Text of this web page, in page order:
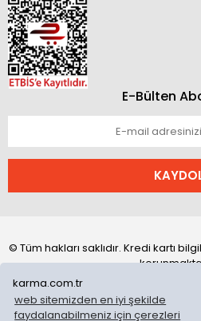
karma.com.tr
web sitemizden en iyi şekilde
faydalanabilmeniz için çerezleri
E-Bülten
© Tüm hakları saklıdır. Kredi kartı